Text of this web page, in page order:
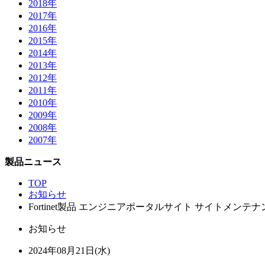
2018年
2017年
2016年
2015年
2014年
2013年
2012年
2011年
2010年
2009年
2008年
2007年
製品ニュース
TOP
お知らせ
Fortinet製品 エンジニアポータルサイト サイトメンテナ
お知らせ
2024年08月21日(水)